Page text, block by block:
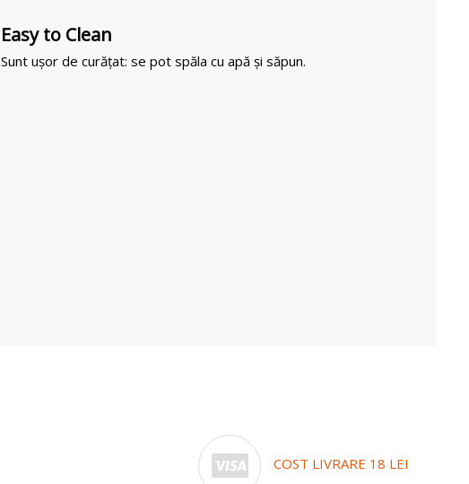
Easy to Clean
Sunt ușor de curățat: se pot spăla cu apă și săpun.
COST LIVRARE 18 LEI